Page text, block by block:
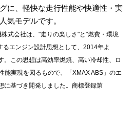
に、軽快な走行性能や快適性・実
気モデルです。
式会社は、"走りの楽しさ"と"燃費・環境
エンジン設計思想として、2014年よ
。この思想は高効率燃焼、高い冷却性、ロ
能実現を図るもので、「XMAX ABS」のエ
に基づき開発しました。商標登録第